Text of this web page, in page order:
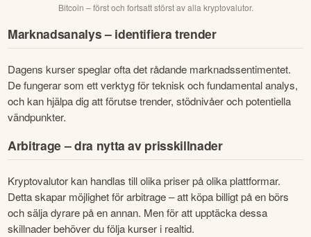
Bitcoin – först och fortsatt störst av alla kryptovalutor.
Marknadsanalys – identifiera trender
Dagens kurser speglar ofta det rådande marknadssentimentet.
De fungerar som ett verktyg för teknisk och fundamental analys,
och kan hjälpa dig att förutse trender, stödnivåer och potentiella
vändpunkter.
Arbitrage – dra nytta av prisskillnader
Kryptovalutor kan handlas till olika priser på olika plattformar.
Detta skapar möjlighet för arbitrage – att köpa billigt på en börs
och sälja dyrare på en annan. Men för att upptäcka dessa
skillnader behöver du följa kurser i realtid.